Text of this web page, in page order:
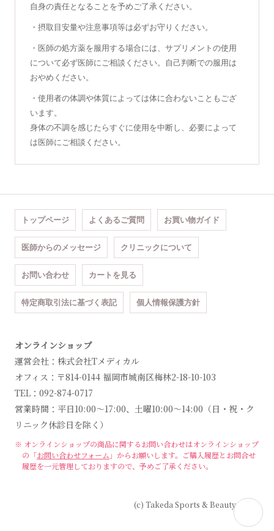
自身の責任となることを予めご了承ください。
・摂取目安量や注意事項等は必ずお守りください。
・医師の処方薬を服用する場合には、サプリメントの使用
について必ず医師にご相談ください。自己判断での服用は
おやめください。
・使用者の体調や体質によっては体に合わないこともござ
います。
身体の不調を感じたらすぐに使用を中断し、必要によって
は医師にご相談ください。
トップページ よくあるご質問 お買い物ガイド
医師からのメッセージ クリニックについて
お問い合わせ カートを見る
特定商取引法に基づく表記 個人情報保護方針
オンラインショップ
運営会社：株式会社Tメディカル
オフィス：〒814-0144 福岡市城南区梅林2-18-10-103
TEL：092-874-0717
営業時間：平日10:00～17:00、土曜10:00～14:00（日・祝・ク
リニック休診日を除く）
※ オンラインショップの商品に関するお問い合わせはオンラインショップ
の「お問い合わせフォーム 」からお願いします。 ご購入履歴とお問合せ
履歴を一元管理しておりますので、予めご了承ください。
(c) Takeda Sports & Beauty Clinic